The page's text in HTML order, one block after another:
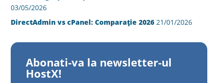
03/05/2026
DirectAdmin vs cPanel: Comparație 2026 21/01/2026
Abonati-va la newsletter-ul
HostX!